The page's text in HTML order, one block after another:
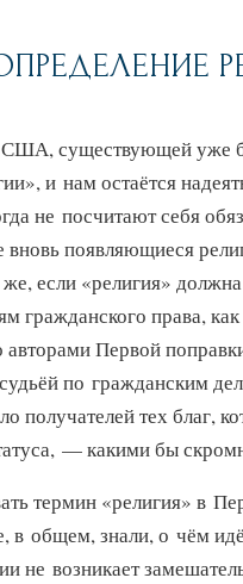
существующей уже
и нам остаётся
не посчитают себя
вновь появляющиеся
если «религия» должна
гражданского права,
Первой
по гражданским
получателей тех благ,
— какими бы
термин «религия» в
в общем, знали, о чём
не возникает